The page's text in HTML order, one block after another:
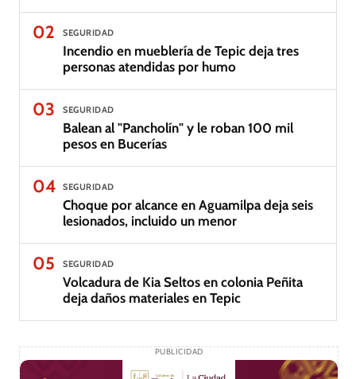
02 SEGURIDAD
Incendio en mueblería de Tepic deja tres
personas atendidas por humo
03 SEGURIDAD
Balean al "Pancholín" y le roban 100 mil
pesos en Bucerías
04 SEGURIDAD
Choque por alcance en Aguamilpa deja seis
lesionados, incluido un menor
05 SEGURIDAD
Volcadura de Kia Seltos en colonia Peñita
deja daños materiales en Tepic
PUBLICIDAD